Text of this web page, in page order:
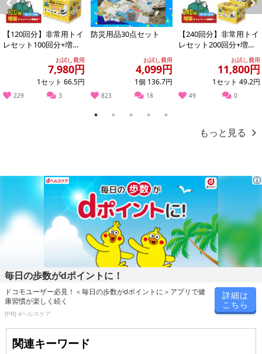
Previous
【120回分】非常用トイ
レセット100回分+増量2
お試し費用
7,980円
1セット 66.5円
229 3
防災用品30点セット
お試し費用
4,099円
1個 136.7円
823 18
【240回分】非常用トイ
レセット200回分+増量4
お試し費用
11,800円
1セット 49.2円
49 0
Next
1 2 3 4 5
もっと見る
毎日の歩数がdポイントに！
ドコモユーザー必見！＜毎日の歩数がdポイントに＞アプリで健
康習慣が楽しく続く
[PR] dヘルスケア
詳細は
こちら
関連キーワード